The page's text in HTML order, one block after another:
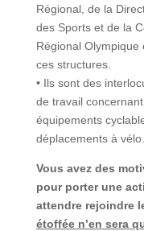
Régional, de la
des Sports et de la
Régional Olympique
ces structures.
• Ils sont des
de travail
équipements
déplacements à vélo.
Vous avez des
pour porter une
attendre rejoindre
étoffée n’en sera